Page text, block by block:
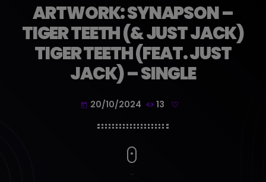
ARTWORK: SYNAPSON –
TIGER TEETH (& JUST JACK)
TIGER TEETH (FEAT. JUST
JACK) – SINGLE
today 20/10/2024 13